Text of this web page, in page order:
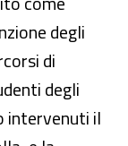
degli
di
degli
intervenuti il